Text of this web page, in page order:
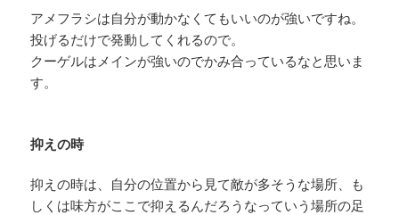
アメフラシは自分が動かなくてもいいのが強いですね。
投げるだけで発動してくれるので。
クーゲルはメインが強いのでかみ合っているなと思いま
す。
抑えの時
抑えの時は、自分の位置から見て敵が多そうな場所、も
しくは味方がここで抑えるんだろうなっていう場所の足